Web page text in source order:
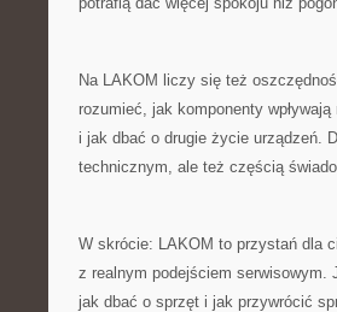
Na LAKOM liczy się też
rozumieć, jak komponenty
i jak dbać o drugie życie urządzeń.
technicznym, ale też częścią
W skrócie: LAKOM to przystań dla
z realnym podejściem
jak dbać o sprzęt i jak przywrócić